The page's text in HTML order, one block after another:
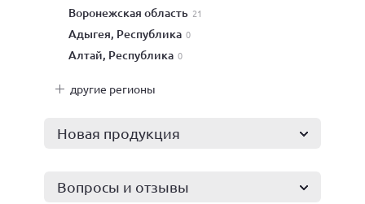
Воронежская область 21
Адыгея, Республика 0
Алтай, Республика 0
другие регионы
Новая продукция
Вопросы и отзывы